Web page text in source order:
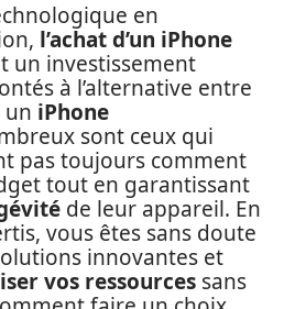
en
l’achat d’un iPhone
un investissement
à l’alternative entre
iPhone
sont ceux qui
pas toujours comment
tout en garantissant
de leur appareil. En
vous êtes sans doute
innovantes et
vos ressources sans